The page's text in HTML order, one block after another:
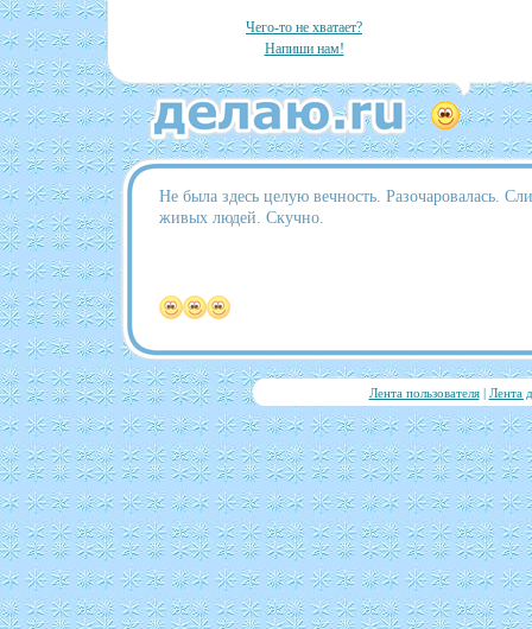
Чего-то не хватает?
Напиши нам!
Не была здесь целую вечность. Разочаровалась.
живых людей. Скучно.
Лента пользователя| Лента